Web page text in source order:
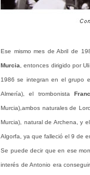
Ese mismo mes de Abril de
Murcia , entonces dirigido por
1986 se integran en el grupo
Almería), el trombonista
Murcia),ambos naturales de
Murcia), natural de Archena, y
Algorfa, ya que falleció el 9 de
Se puede decir que en ese
interés de Antonio era